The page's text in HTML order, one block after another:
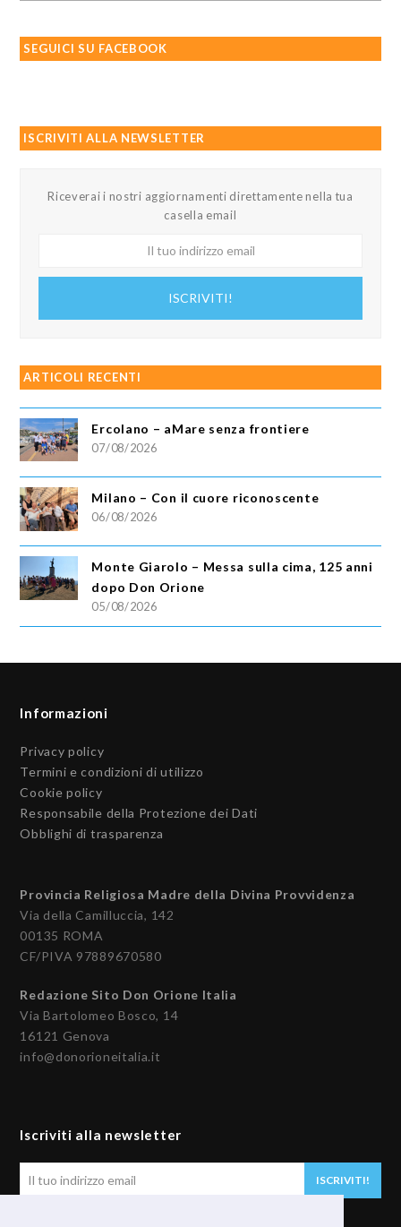
SEGUICI SU FACEBOOK
ISCRIVITI ALLA NEWSLETTER
Riceverai i nostri aggiornamenti direttamente nella tua
casella email
ISCRIVITI!
ARTICOLI RECENTI
Ercolano – aMare senza frontiere
07/08/2026
Milano – Con il cuore riconoscente
06/08/2026
Monte Giarolo – Messa sulla cima, 125 anni
dopo Don Orione
05/08/2026
Informazioni
Privacy policy
Termini e condizioni di utilizzo
Cookie policy
Responsabile della Protezione dei Dati
Obblighi di trasparenza
Provincia Religiosa Madre della Divina Provvidenza
Via della Camilluccia, 142
00135 ROMA
CF/PIVA 97889670580
Redazione Sito Don Orione Italia
Via Bartolomeo Bosco, 14
16121 Genova
info@donorioneitalia.it
Iscriviti alla newsletter
ISCRIVITI!